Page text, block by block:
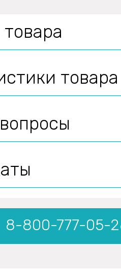
товара
8-800-777-05-